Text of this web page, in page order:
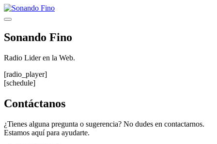
Saltar
al
Menú
Sonando Fino
Radio Lider en la Web.
[radio_player]
[schedule]
Contáctanos
¿Tienes alguna pregunta o sugerencia? No dudes en contactarnos.
Estamos aquí para ayudarte.